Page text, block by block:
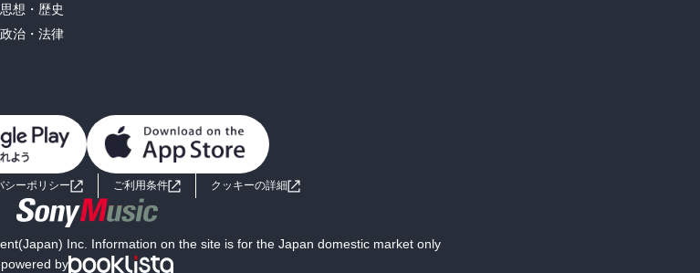
想・歴史
治・法律
シーポリシー ご利用条件 クッキーの詳細
Inc. Information on the site is for the Japan domestic market only
powered by